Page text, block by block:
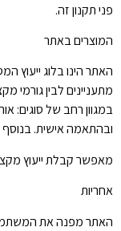
פני תקנון זה.
המוצרים באתר
האתר הינו בלוג ייעוץ
מתעניינים לבין
במגוון רחב של סוגים:
ובהתאמה אישית.
מאפשר קבלת ייעוץ
אחריות
האתר מפנה את